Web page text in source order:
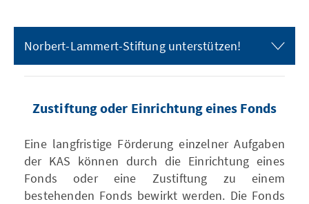
Norbert-Lammert-Stiftung unterstützen!
Zustiftung oder Einrichtung eines Fonds
Eine langfristige Förderung einzelner Aufgaben
der KAS können durch die Einrichtung eines
Fonds oder eine Zustiftung zu einem
bestehenden Fonds bewirkt werden. Die Fonds